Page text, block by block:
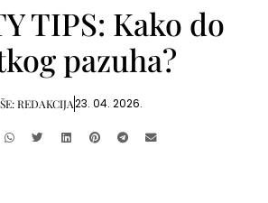
TIPS: Kako do
pazuha?
REDAKCIJA23. 04. 2026.